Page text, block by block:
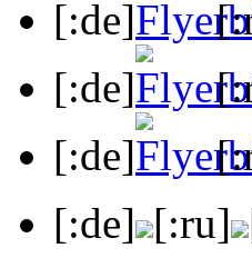
[:de]
[:de]
[:de]
[:de] [:ru]